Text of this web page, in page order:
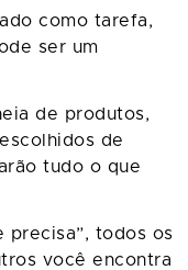
como tarefa,
ser um
de produtos,
de
tudo o que
precisa”, todos os
você encontra